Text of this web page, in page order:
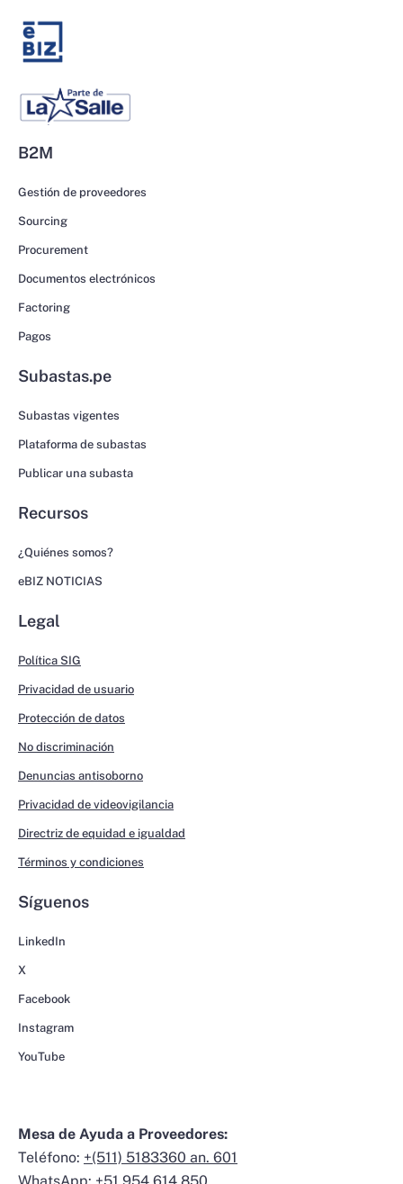
B2M
Gestión de proveedores
Sourcing
Procurement
Documentos electrónicos
Factoring
Pagos
Subastas.pe
Subastas vigentes
Plataforma de subastas
Publicar una subasta
Recursos
¿Quiénes somos?
eBIZ NOTICIAS
Legal
Política SIG
Privacidad de usuario
Protección de datos
No discriminación
Denuncias antisoborno
Privacidad de videovigilancia
Directriz de equidad e igualdad
Términos y condiciones
Síguenos
LinkedIn
X
Facebook
Instagram
YouTube
Mesa de Ayuda a Proveedores:
Teléfono: +(511) 5183360 an. 601